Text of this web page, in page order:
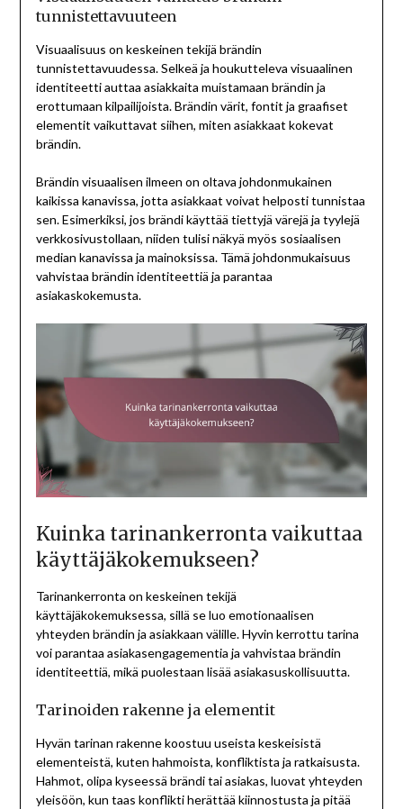
tunnistettavuuteen
Visuaalisuus on keskeinen tekijä brändin
tunnistettavuudessa. Selkeä ja houkutteleva visuaalinen
identiteetti auttaa asiakkaita muistamaan brändin ja
erottumaan kilpailijoista. Brändin värit, fontit ja graafiset
elementit vaikuttavat siihen, miten asiakkaat kokevat
brändin.
Brändin visuaalisen ilmeen on oltava johdonmukainen
kaikissa kanavissa, jotta asiakkaat voivat helposti tunnistaa
sen. Esimerkiksi, jos brändi käyttää tiettyjä värejä ja tyylejä
verkkosivustollaan, niiden tulisi näkyä myös sosiaalisen
median kanavissa ja mainoksissa. Tämä johdonmukaisuus
vahvistaa brändin identiteettiä ja parantaa
asiakaskokemusta.
Kuinka tarinankerronta vaikuttaa
käyttäjäkokemukseen?
Tarinankerronta on keskeinen tekijä
käyttäjäkokemuksessa, sillä se luo emotionaalisen
yhteyden brändin ja asiakkaan välille. Hyvin kerrottu tarina
voi parantaa asiakasengagementia ja vahvistaa brändin
identiteettiä, mikä puolestaan lisää asiakasuskollisuutta.
Tarinoiden rakenne ja elementit
Hyvän tarinan rakenne koostuu useista keskeisistä
elementeistä, kuten hahmoista, konfliktista ja ratkaisusta.
Hahmot, olipa kyseessä brändi tai asiakas, luovat yhteyden
yleisöön, kun taas konflikti herättää kiinnostusta ja pitää